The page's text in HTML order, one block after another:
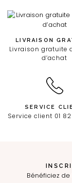
LIVRAISON
Livraison gratuite
d’achat
SERVICE
Service client 01
Bénéficiez de